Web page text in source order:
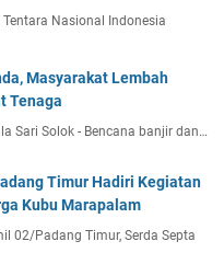
Nasional Indonesia
Masyarakat Lembah
Tenaga
Sari Solok - Bencana banjir dan…
Timur Hadiri Kegiatan
Kubu Marapalam
02/Padang Timur, Serda Septa